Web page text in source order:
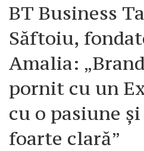
BT Business
Săftoiu,
Amalia:
pornit cu un
cu o pasiune
foarte clară”